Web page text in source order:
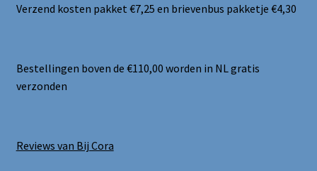
Verzend kosten pakket €7,25 en brievenbus pakketje €4,30
Bestellingen boven de €110,00 worden in NL gratis
verzonden
Reviews van Bij Cora